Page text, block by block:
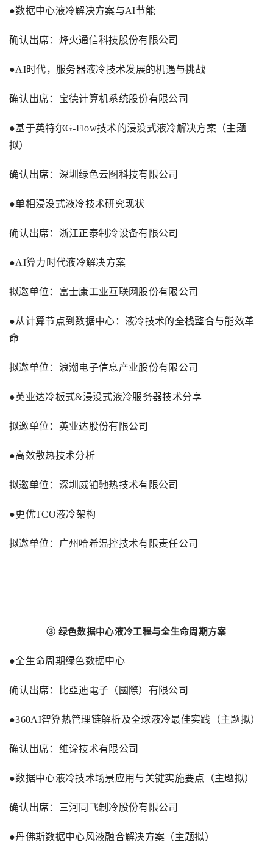
●数据中心液冷解决方案与AI节能
确认出席：烽火通信科技股份有限公司
●AI时代，服务器液冷技术发展的机遇与挑战
确认出席：宝德计算机系统股份有限公司
●基于英特尔G-Flow技术的浸没式液冷解决方案（主题
拟）
确认出席：深圳绿色云图科技有限公司
●单相浸没式液冷技术研究现状
确认出席：浙江正泰制冷设备有限公司
●AI算力时代液冷解决方案
拟邀单位：富士康工业互联网股份有限公司
●从计算节点到数据中心：液冷技术的全栈整合与能效革
命
拟邀单位：浪潮电子信息产业股份有限公司
●英业达冷板式&浸没式液冷服务器技术分享
拟邀单位：英业达股份有限公司
●高效散热技术分析
拟邀单位：深圳威铂驰热技术有限公司
●更优TCO液冷架构
拟邀单位：广州哈希温控技术有限责任公司
③ 绿色数据中心液冷工程与全生命周期方案
●全生命周期绿色数据中心
确认出席：比亞迪電子（國際）有限公司
●360AI智算热管理链解析及全球液冷最佳实践（主题拟）
确认出席：维谛技术有限公司
●数据中心液冷技术场景应用与关键实施要点（主题拟）
确认出席：三河同飞制冷股份有限公司
●丹佛斯数据中心风液融合解决方案（主题拟）